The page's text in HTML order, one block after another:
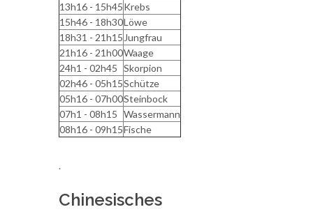
13h16 - 15h45Krebs
15h46 - 18h30Löwe
18h31 - 21h15 Jungfrau
21h16 - 21h00Waage
24h1 - 02h45 Skorpion
02h46 - 05h15Schütze
05h16 - 07h00Steinbock
07h1 - 08h15 Wassermann
08h16 - 09h15Fische
.
Chinesisches